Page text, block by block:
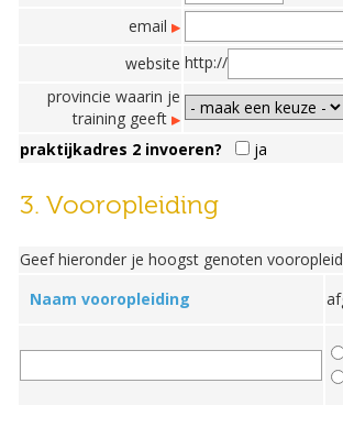
email
website http://
provincie waarin je
training geeft
praktijkadres 2 invoeren?
ja
3. Vooropleiding
Geef hieronder je hoogst genoten
Naam vooropleiding